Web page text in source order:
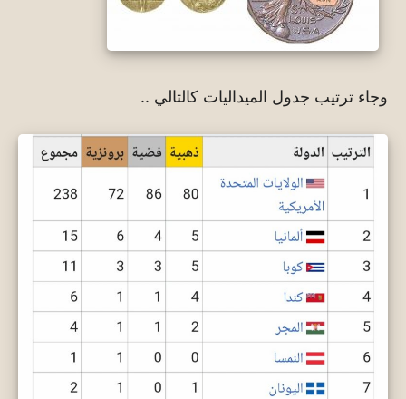
وجاء ترتيب جدول الميداليات كالتالي ..